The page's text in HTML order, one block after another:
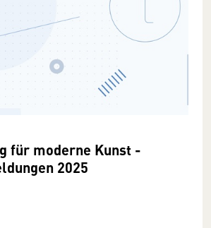
für moderne Kunst -
2025